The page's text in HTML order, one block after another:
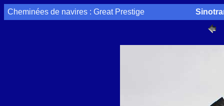
Cheminées de navires : Great Prestige